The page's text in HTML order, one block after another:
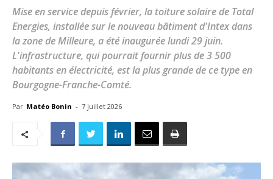
Mise en service depuis février, la toiture solaire de Total
Energies, installée sur le nouveau bâtiment d'Intex dans
la zone de Milleure, a été inaugurée lundi 29 juin.
L'infrastructure, qui pourrait fournir plus de 3 500
habitants en électricité, est la plus grande de ce type en
Bourgogne-Franche-Comté.
Par Matéo Bonin - 7 juillet 2026